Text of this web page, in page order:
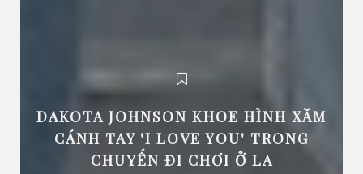
DAKOTA JOHNSON KHOE HÌNH XĂM
CÁNH TAY 'I LOVE YOU' TRONG
CHUYẾN ĐI CHƠI Ở LA